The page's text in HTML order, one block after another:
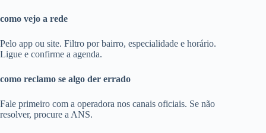
como vejo a rede
Pelo app ou site. Filtro por bairro, especialidade e horário.
Ligue e confirme a agenda.
como reclamo se algo der errado
Fale primeiro com a operadora nos canais oficiais. Se não
resolver, procure a ANS.